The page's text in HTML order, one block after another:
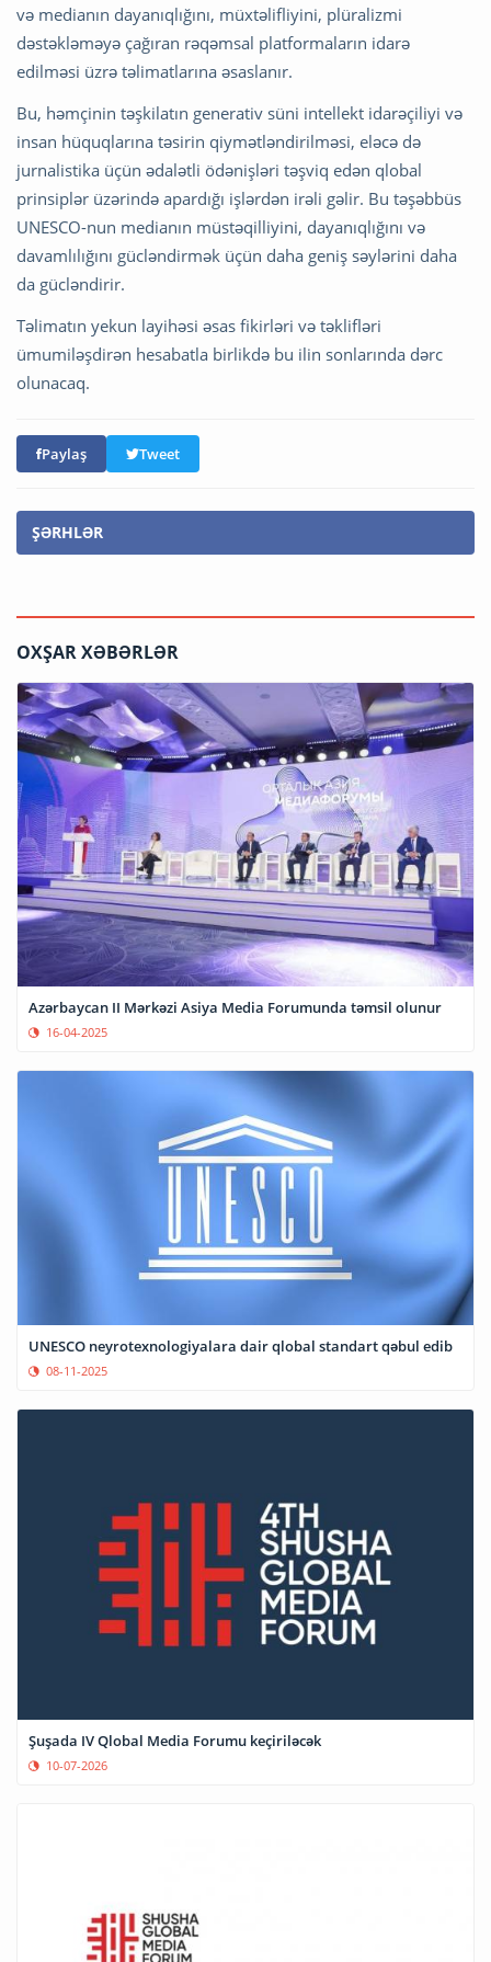
və medianın dayanıqlığını, müxtəlifliyini, plüralizmi
dəstəkləməyə çağıran rəqəmsal platformaların idarə
edilməsi üzrə təlimatlarına əsaslanır.
Bu, həmçinin təşkilatın generativ süni intellekt idarəçiliyi və
insan hüquqlarına təsirin qiymətləndirilməsi, eləcə də
jurnalistika üçün ədalətli ödənişləri təşviq edən qlobal
prinsiplər üzərində apardığı işlərdən irəli gəlir. Bu təşəbbüs
UNESCO-nun medianın müstəqilliyini, dayanıqlığını və
davamlılığını gücləndirmək üçün daha geniş səylərini daha
da gücləndirir.
Təlimatın yekun layihəsi əsas fikirləri və təklifləri
ümumiləşdirən hesabatla birlikdə bu ilin sonlarında dərc
olunacaq.
Paylaş Tweet
ŞƏRHLƏR
OXŞAR XƏBƏRLƏR
Azərbaycan II Mərkəzi Asiya Media Forumunda təmsil olunur
16-04-2025
UNESCO neyrotexnologiyalara dair qlobal standart qəbul edib
08-11-2025
Şuşada IV Qlobal Media Forumu keçiriləcək
10-07-2026